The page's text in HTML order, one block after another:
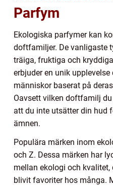
Parfym
Ekologiska parfymer kan
doftfamiljer. De vanligaste
träiga, fruktiga och
erbjuder en unik
människor baserat på
Oavsett vilken doftfamilj
att du inte utsätter din hud
ämnen.
Populära märken inom
och Z. Dessa märken har
mellan ekologi och kvalitet,
blivit favoriter hos många.